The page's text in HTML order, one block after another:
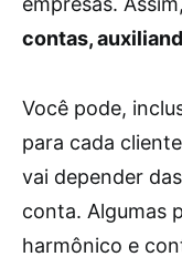
contas,
Você pode,
para cada
vai depender
conta. Algumas
harmônico e